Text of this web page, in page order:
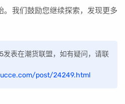
。我们鼓励您继续探索，发现更多
表在潮货联盟，如有疑问，请联
post/24249.html